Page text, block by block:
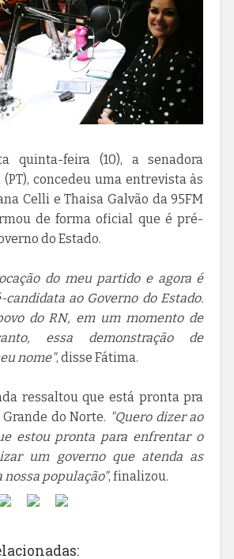
quinta-feira (10), a senadora
concedeu uma entrevista às
Celli e Thaisa Galvão da 95FM
de forma oficial que é pré-
do Estado.
do meu partido e agora é
ao Governo do Estado.
do RN, em um momento de
essa demonstração de
nome", disse Fátima.
ressaltou que está pronta pra
do Norte. "Quero dizer ao
estou pronta para enfrentar o
um governo que atenda as
nossa população", finalizou.